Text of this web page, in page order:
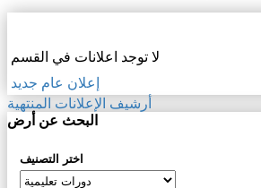
لا توجد اعلانات في القسم
إعلان عام جديد
أرشيف الإعلانات المنتهية
البحث عن أرض
اختر التصنيف